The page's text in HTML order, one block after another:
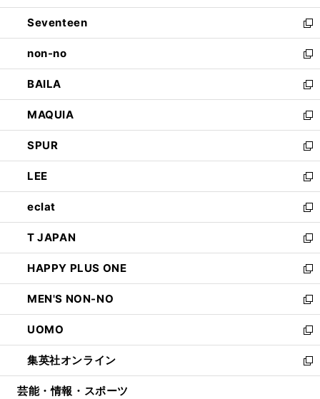
開
く
ウ
で
開
く
ン
ド
ウ
で
開
く
Seventeen
新
し
い
ウ
ィ
ン
ド
ウ
で
開
く
non-no
新
し
い
ウ
ィ
ン
ド
ウ
で
開
く
BAILA
新
し
い
ウ
ィ
ン
ド
ウ
で
開
く
MAQUIA
新
し
い
ウ
ィ
ン
ド
ウ
で
開
く
SPUR
新
し
い
ウ
ィ
ン
ド
ウ
で
開
く
LEE
新
し
い
ウ
ィ
ン
ド
ウ
で
開
く
eclat
新
し
い
ウ
ィ
ン
ド
ウ
で
開
く
T JAPAN
新
し
い
ウ
ィ
ン
ド
ウ
で
開
HAPPY PLUS ONE
新
し
い
ウ
ィ
ン
ド
ウ
MEN'S NON-NO
新
し
い
ウ
ィ
ン
UOMO
新
し
い
ウ
集英社オンライン
新
し
芸能・情報・スポーツ